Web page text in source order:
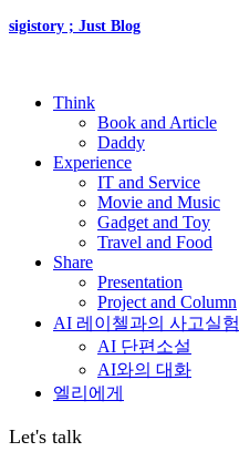
sigistory ; Just Blog
Think
Book and Article
Daddy
Experience
IT and Service
Movie and Music
Gadget and Toy
Travel and Food
Share
Presentation
Project and Column
AI 레이첼과의 사고실험
AI 단편소설
AI와의 대화
엘리에게
Let's talk